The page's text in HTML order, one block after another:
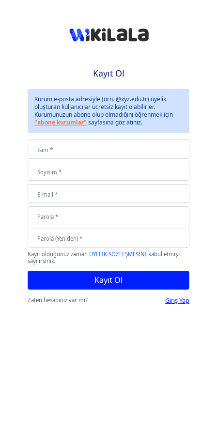
Kayıt Ol
Kurum e-posta adresiyle (örn. @xyz.edu.tr) üyelik
oluşturan kullanıcılar ücretsiz kayıt olabilirler.
Kurumunuzun abone olup olmadığını öğrenmek için
"abone kurumlar" sayfasına göz atınız.
Kayıt olduğunuz zaman ÜYELİK SÖZLEŞMESİNİkabul etmiş
sayılırsınız.
Kayıt Ol
Zaten hesabınız var mı? Giriş Yap